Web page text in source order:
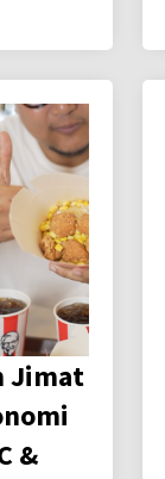
Jimat
&